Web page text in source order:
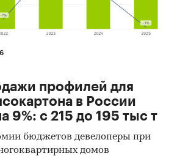
профилей для
в России
9%: с 215 до 195 тыс т
бюджетов девелоперы при
домов